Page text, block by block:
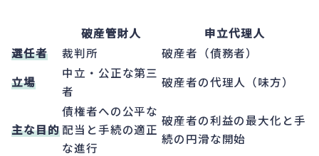
破産管財人
申立代理人
選任者
裁判所
破産者（債務者）
立場
中立・公正な第三
者
破産者の代理人（味方）
主な目的
債権者への公平な
配当と手続の適正
な進行
破産者の利益の最大化と手
続の円滑な開始